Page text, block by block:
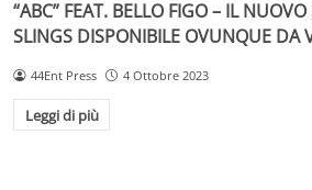
“ABC” FEAT. BELLO FIGO – IL
SLINGS DISPONIBILE OVUNQUE DA
44Ent Press 4 Ottobre 2023
Leggi di più